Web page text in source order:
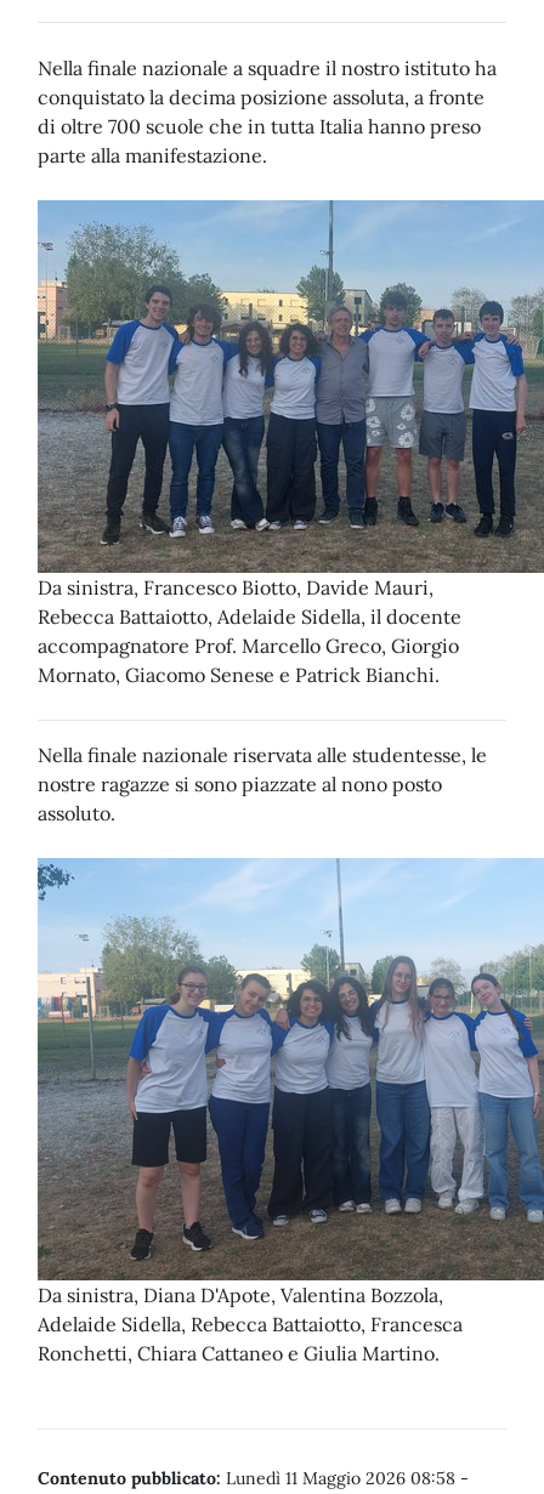
Nella finale nazionale a squadre il nostro istituto ha
conquistato la decima posizione assoluta, a fronte
di oltre 700 scuole che in tutta Italia hanno preso
parte alla manifestazione.
Da sinistra, Francesco Biotto, Davide Mauri,
Rebecca Battaiotto, Adelaide Sidella, il docente
accompagnatore Prof. Marcello Greco, Giorgio
Mornato, Giacomo Senese e Patrick Bianchi.
Nella finale nazionale riservata alle studentesse, le
nostre ragazze si sono piazzate al nono posto
assoluto.
Da sinistra, Diana D'Apote, Valentina Bozzola,
Adelaide Sidella, Rebecca Battaiotto, Francesca
Ronchetti, Chiara Cattaneo e Giulia Martino.
Contenuto pubblicato: Lunedì 11 Maggio 2026 08:58 -